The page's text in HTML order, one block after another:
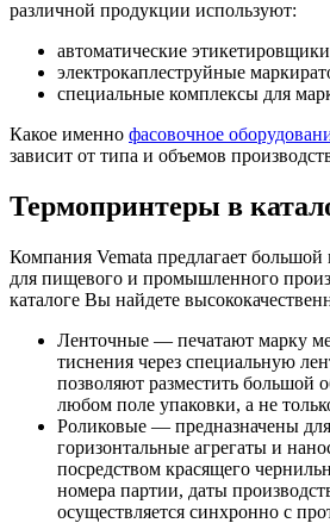
различной продукции используют:
автоматические
электрокаплеструйные
специальные комплексы для
Какое именно фасовочное
зависит от типа и объемов
Термопринтеры в
Компания Vemata предлагает
для пищевого и промышленного
каталоге Вы найдете
Ленточные — печатают марку
тиснения через специальную
позволяют разместить большой
любом поле упаковки, а не
Роликовые — предназначены
горизонтальные агрегаты и
посредством красящего
номера партии, даты
осуществляется синхронно с